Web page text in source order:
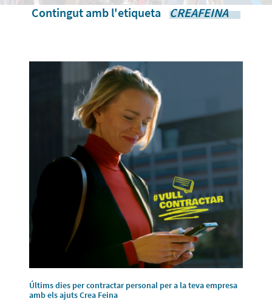
Contingut amb l'etiqueta CREAFEINA .
Últims dies per contractar personal per a la teva empresa
amb els ajuts Crea Feina